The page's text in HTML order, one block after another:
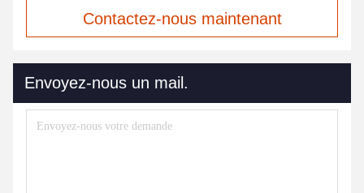
Contactez-nous maintenant
Envoyez-nous un mail.